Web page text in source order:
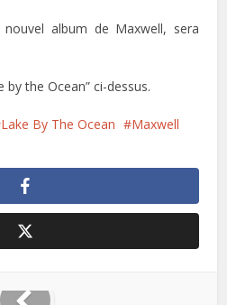
album de Maxwell, sera
by the Ocean” ci-dessus.
Lake By The Ocean
Maxwell